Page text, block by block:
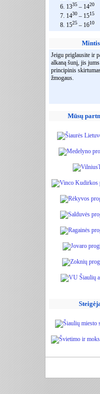
6. 1335 – 1420
7. 1430 – 1515
8. 1525 – 1610
Mintis
Jeigu priglausite ir
alkaną šunį, jis
principinis
žmogaus.
Mūsų